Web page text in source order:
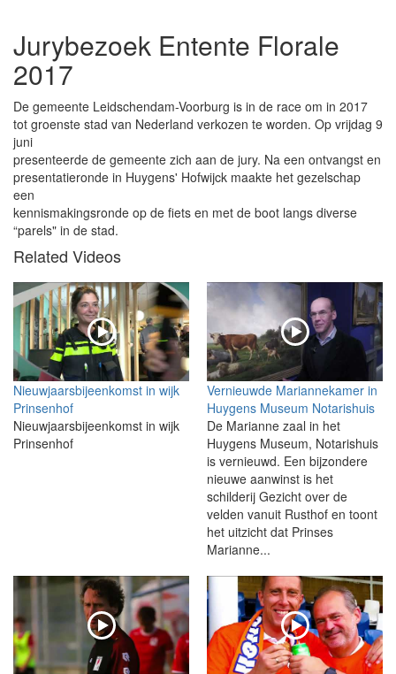
Jurybezoek Entente Florale
2017
De gemeente Leidschendam-Voorburg is in de race om in 2017
tot groenste stad van Nederland verkozen te worden. Op vrijdag 9
juni
presenteerde de gemeente zich aan de jury. Na een ontvangst en
presentatieronde in Huygens' Hofwijck maakte het gezelschap
een
kennismakingsronde op de fiets en met de boot langs diverse
“parels" in de stad.
Related Videos
Nieuwjaarsbijeenkomst in wijk
Prinsenhof
Nieuwjaarsbijeenkomst in wijk
Prinsenhof
Vernieuwde Mariannekamer in
Huygens Museum Notarishuis
De Marianne zaal in het
Huygens Museum, Notarishuis
is vernieuwd. Een bijzondere
nieuwe aanwinst is het
schilderij Gezicht over de
velden vanuit Rusthof en toont
het uitzicht dat Prinses
Marianne...